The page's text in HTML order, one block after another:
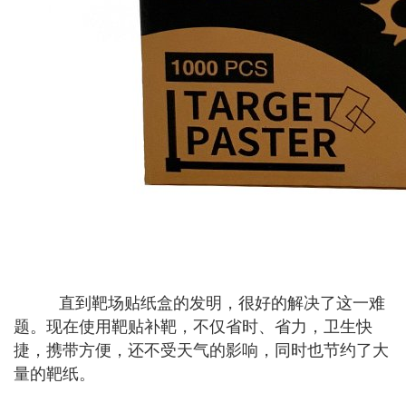
直到靶场贴纸盒的发明，很好的解决了这一难
题。现在使用靶贴补靶，不仅省时、省力，卫生快
捷，携带方便，还不受天气的影响，同时也节约了大
量的靶纸。